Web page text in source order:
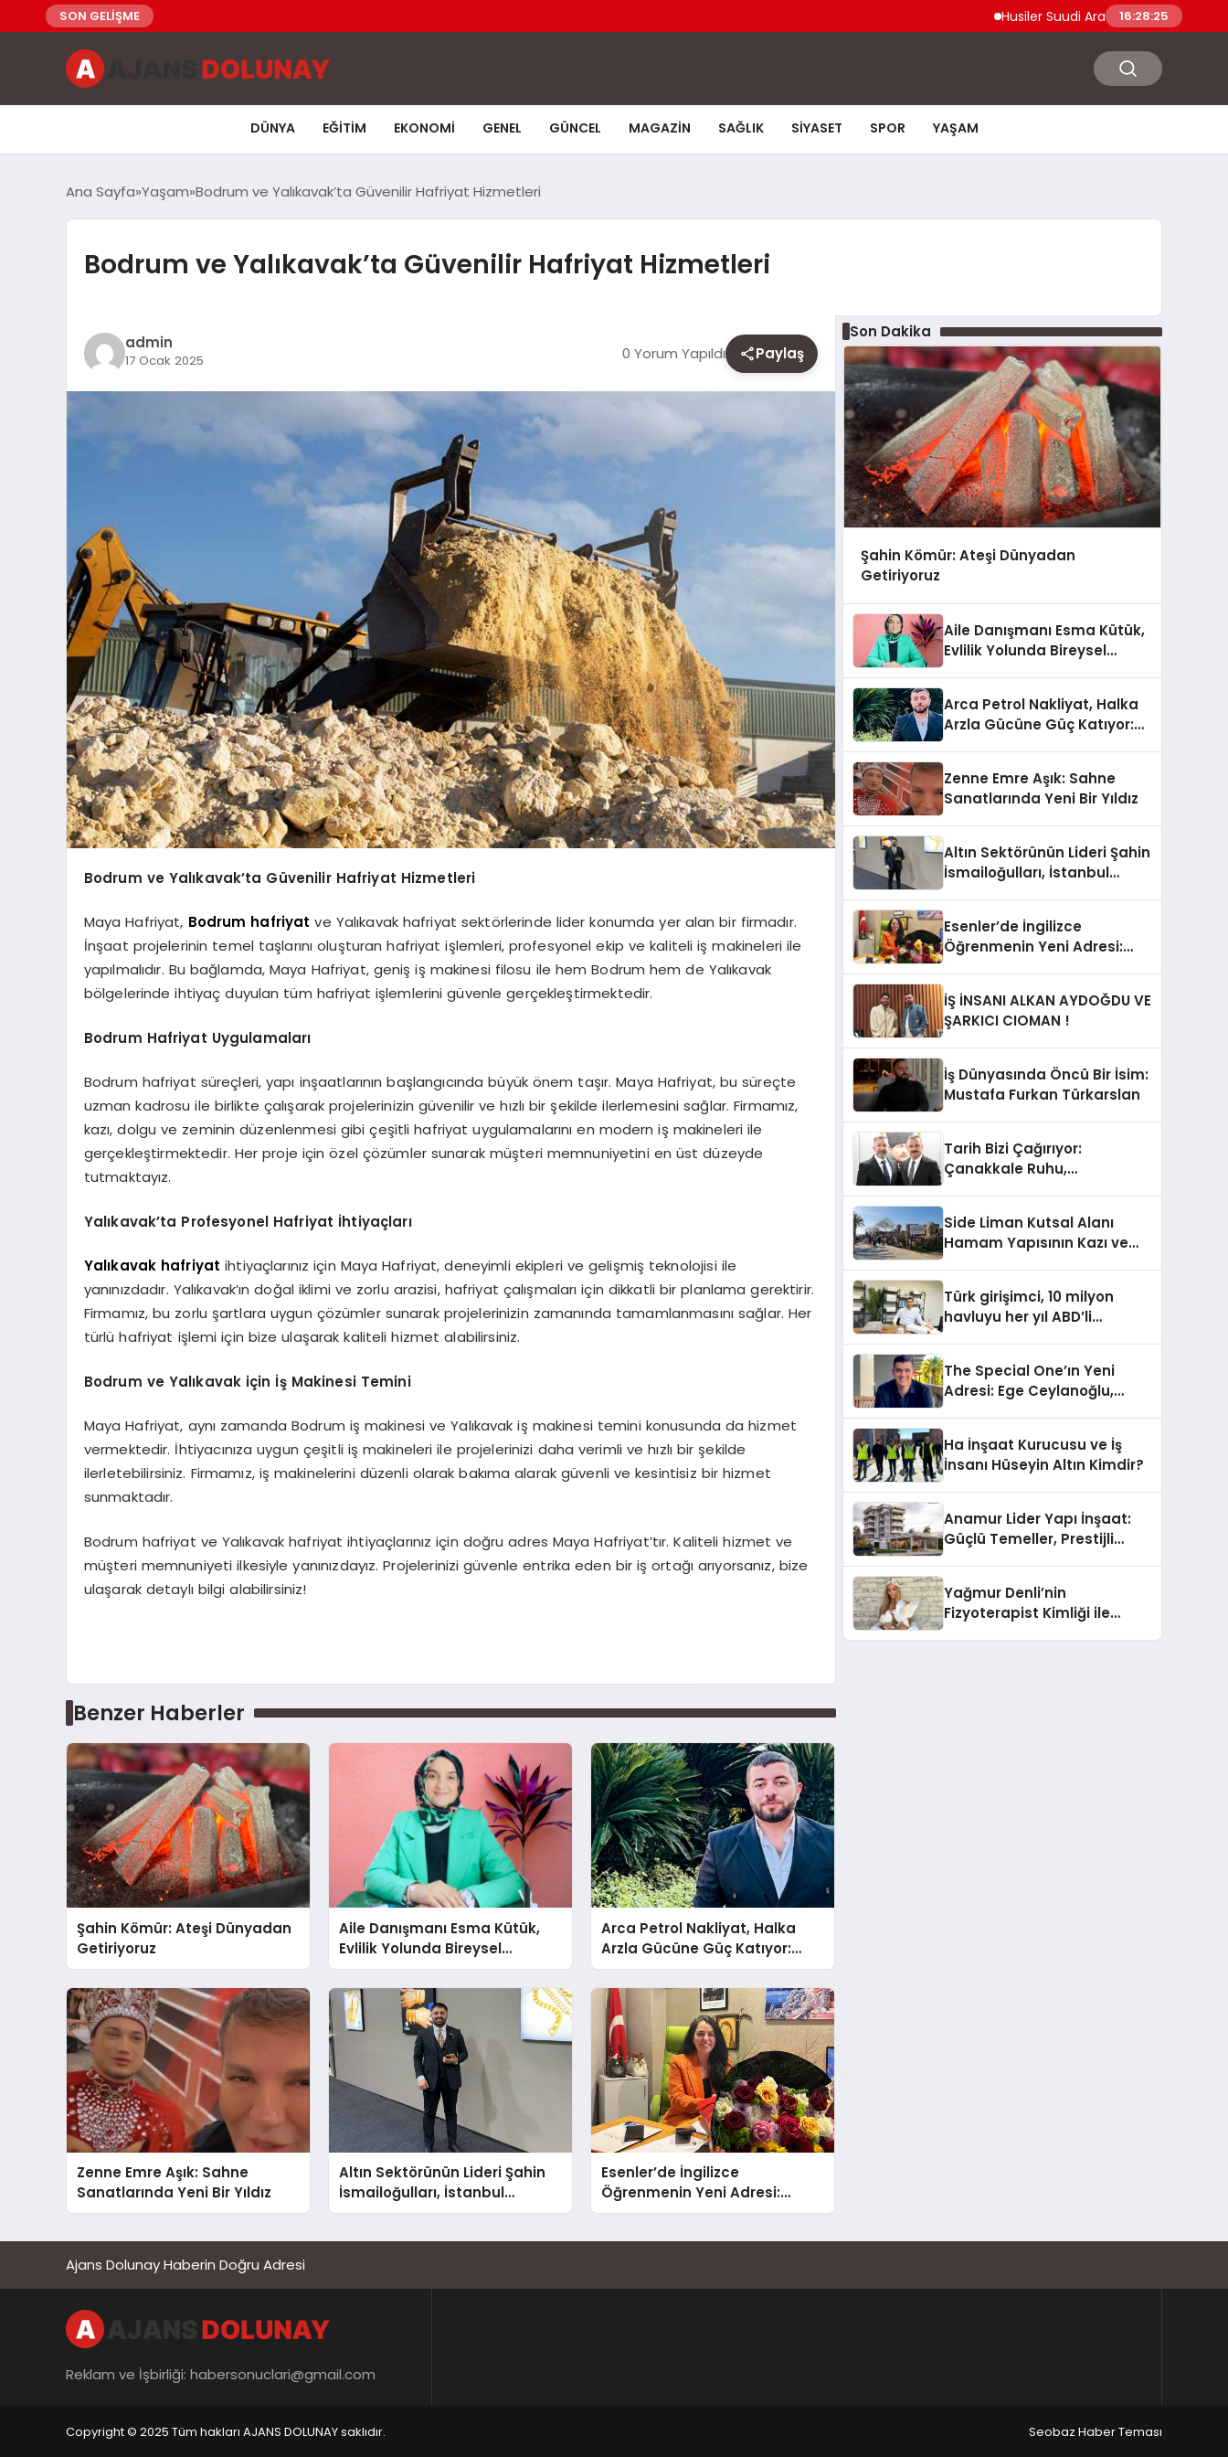
SON GELİŞME Husiler Suudi Arabistan Necran
16:28:26
DÜNYA EĞITIM EKONOMI GENEL GÜNCEL MAGAZIN SAĞLIK SIYASET SPOR YAŞAM
Ana Sayfa Yaşam Bodrum ve Yalıkavak’ta Güvenilir Hafriyat Hizmetleri
Bodrum ve Yalıkavak’ta Güvenilir Hafriyat Hizmetleri
admin
17 Ocak 2025 0 Yorum Yapıldı Paylaş
Bodrum ve Yalıkavak’ta Güvenilir Hafriyat Hizmetleri
Maya Hafriyat, Bodrum hafriyat ve Yalıkavak hafriyat sektörlerinde lider konumda yer alan bir firmadır.
İnşaat projelerinin temel taşlarını oluşturan hafriyat işlemleri, profesyonel ekip ve kaliteli iş makineleri ile
yapılmalıdır. Bu bağlamda, Maya Hafriyat, geniş iş makinesi filosu ile hem Bodrum hem de Yalıkavak
bölgelerinde ihtiyaç duyulan tüm hafriyat işlemlerini güvenle gerçekleştirmektedir.
Bodrum Hafriyat Uygulamaları
Bodrum hafriyat süreçleri, yapı inşaatlarının başlangıcında büyük önem taşır. Maya Hafriyat, bu süreçte
uzman kadrosu ile birlikte çalışarak projelerinizin güvenilir ve hızlı bir şekilde ilerlemesini sağlar. Firmamız,
kazı, dolgu ve zeminin düzenlenmesi gibi çeşitli hafriyat uygulamalarını en modern iş makineleri ile
gerçekleştirmektedir. Her proje için özel çözümler sunarak müşteri memnuniyetini en üst düzeyde
tutmaktayız.
Yalıkavak’ta Profesyonel Hafriyat İhtiyaçları
Yalıkavak hafriyat ihtiyaçlarınız için Maya Hafriyat, deneyimli ekipleri ve gelişmiş teknolojisi ile
yanınızdadır. Yalıkavak’ın doğal iklimi ve zorlu arazisi, hafriyat çalışmaları için dikkatli bir planlama gerektirir.
Firmamız, bu zorlu şartlara uygun çözümler sunarak projelerinizin zamanında tamamlanmasını sağlar. Her
türlü hafriyat işlemi için bize ulaşarak kaliteli hizmet alabilirsiniz.
Bodrum ve Yalıkavak için İş Makinesi Temini
Maya Hafriyat, aynı zamanda Bodrum iş makinesi ve Yalıkavak iş makinesi temini konusunda da hizmet
vermektedir. İhtiyacınıza uygun çeşitli iş makineleri ile projelerinizi daha verimli ve hızlı bir şekilde
ilerletebilirsiniz. Firmamız, iş makinelerini düzenli olarak bakıma alarak güvenli ve kesintisiz bir hizmet
sunmaktadır.
Bodrum hafriyat ve Yalıkavak hafriyat ihtiyaçlarınız için doğru adres Maya Hafriyat’tır. Kaliteli hizmet ve
müşteri memnuniyeti ilkesiyle yanınızdayız. Projelerinizi güvenle entrika eden bir iş ortağı arıyorsanız, bize
ulaşarak detaylı bilgi alabilirsiniz!
Benzer Haberler
Şahin Kömür: Ateşi Dünyadan
Getiriyoruz
Aile Danışmanı Esma Kütük,
Evlilik Yolunda Bireysel
Farkındalığın ve Sınırların
Gücünü Anlatıyor
Arca Petrol Nakliyat, Halka
Arzla Gücüne Güç Katıyor:
Ömer Arca ve Mehmet
Arca’dan Sektöre Güçlü
Yatırım
Zenne Emre Aşık: Sahne
Sanatlarında Yeni Bir Yıldız
Altın Sektörünün Lideri Şahin
İsmailoğulları, İstanbul
Mücevher Fuarı’nda Parladı ￼
Esenler’de İngilizce
Öğrenmenin Yeni Adresi:
Büyük Açılış Fırsatıyla %20
Son Dakika
Şahin Kömür: Ateşi Dünyadan
Getiriyoruz
Aile Danışmanı Esma Kütük,
Evlilik Yolunda Bireysel
Arca Petrol Nakliyat, Halka
Arzla Gücüne Güç Katıyor:
Yatırım
Zenne Emre Aşık: Sahne
Sanatlarında Yeni Bir Yıldız
Altın Sektörünün Lideri Şahin
İsmailoğulları, İstanbul
Esenler’de İngilizce
Öğrenmenin Yeni Adresi:
İŞ İNSANI ALKAN AYDOĞDU VE
ŞARKICI CIOMAN !
İş Dünyasında Öncü Bir İsim:
Mustafa Furkan Türkarslan
Tarih Bizi Çağırıyor:
Çanakkale Ruhu,
Side Liman Kutsal Alanı
Hamam Yapısının Kazı ve
Katkılarıyla Tamamlandı
Türk girişimci, 10 milyon
havluyu her yıl ABD’li
The Special One’ın Yeni
Adresi: Ege Ceylanoğlu,
Geliyor!
Ha İnşaat Kurucusu ve İş
İnsanı Hüseyin Altın Kimdir?
Anamur Lider Yapı İnşaat:
Güçlü Temeller, Prestijli
Yağmur Denli’nin
Fizyoterapist Kimliği ile
Ajans Dolunay Haberin Doğru Adresi
Reklam ve İşbirliği: habersonuclari@gmail.com
Copyright © 2025 Tüm hakları AJANS DOLUNAY saklıdır. Seobaz Haber Teması